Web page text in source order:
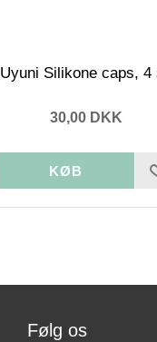
Uyuni Silikone caps, 4
30,00 DKK
Følg os